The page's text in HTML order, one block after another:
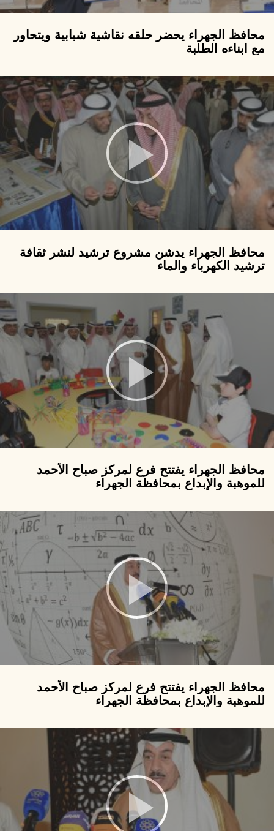
محافظ الجهراء يحضر حلقه نقاشية شبابية ويتحاور
مع ابناءه الطلبة
محافظ الجهراء يدشن مشروع ترشيد لنشر ثقافة
ترشيد الكهرباء والماء
محافظ الجهراء يفتتح فرع لمركز صباح الأحمد
للموهبة والإبداع بمحافظة الجهراء
محافظ الجهراء يفتتح فرع لمركز صباح الأحمد
للموهبة والإبداع بمحافظة الجهراء